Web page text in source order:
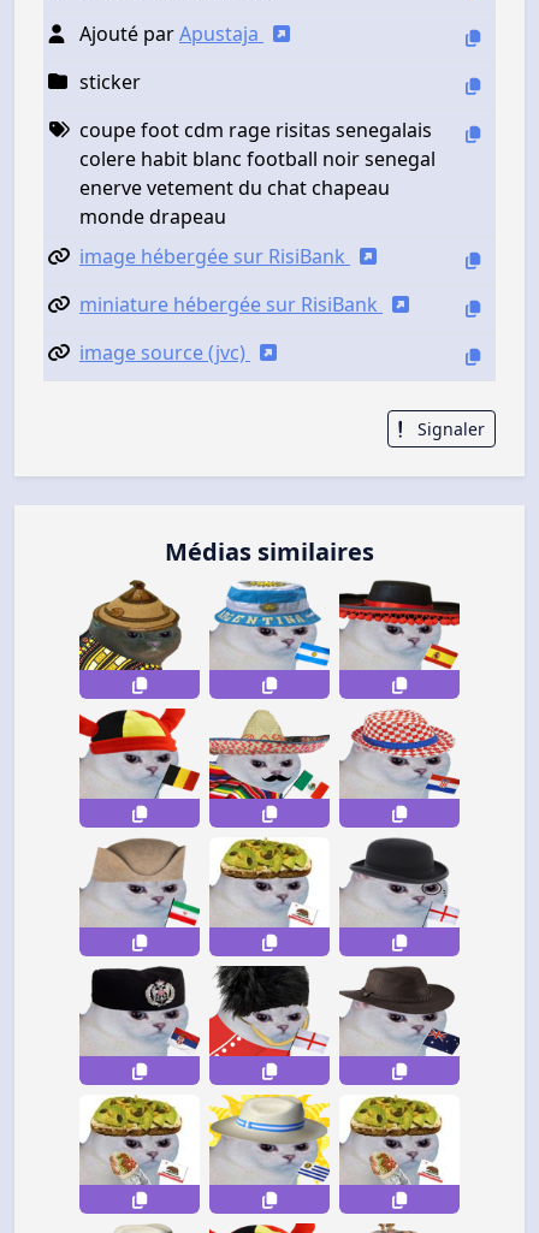
Ajouté parApustaja
sticker
coupe foot cdm rage risitas senegalais
colere habit blanc football noir senegal
enerve vetement du chat chapeau
monde drapeau
image hébergée sur RisiBank
miniature hébergée sur RisiBank
image source (jvc)
Signaler
Médias similaires